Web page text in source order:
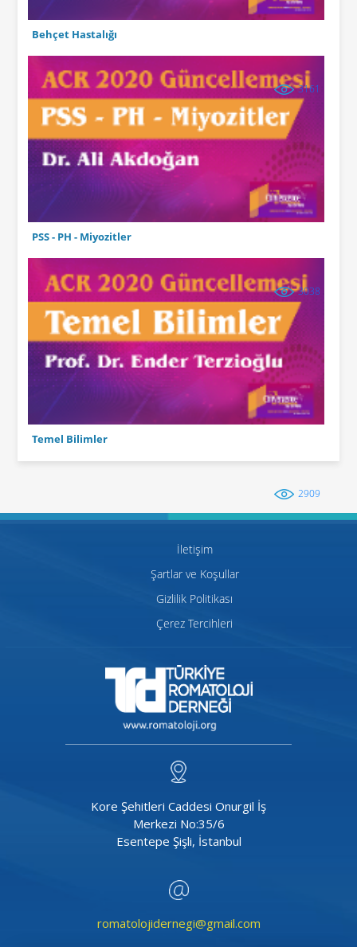
Behçet Hastalığı
3161
PSS - PH - Miyozitler
3038
Temel Bilimler
2909
İletişim
Şartlar ve Koşullar
Gizlilik Politikası
Çerez Tercihleri
Kore Şehitleri Caddesi Onurgil İş
Merkezi No:35/6
Esentepe Şişli, İstanbul
romatolojidernegi@gmail.com